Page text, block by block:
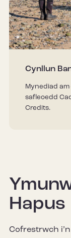
Cynllun
Mynediad
safleoedd
Credits.
Hapus
Cofrestrwch